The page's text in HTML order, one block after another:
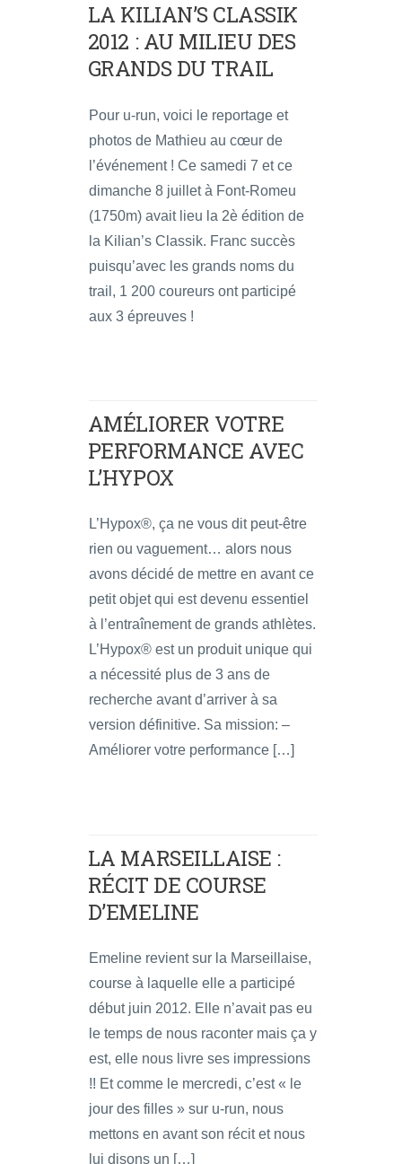
LA KILIAN’S CLASSIK
2012 : AU MILIEU DES
GRANDS DU TRAIL
Pour u-run, voici le reportage et
photos de Mathieu au cœur de
l’événement ! Ce samedi 7 et ce
dimanche 8 juillet à Font-Romeu
(1750m) avait lieu la 2è édition de
la Kilian’s Classik. Franc succès
puisqu’avec les grands noms du
trail, 1 200 coureurs ont participé
aux 3 épreuves !
AMÉLIORER VOTRE
PERFORMANCE AVEC
L’HYPOX
L’Hypox®, ça ne vous dit peut-être
rien ou vaguement… alors nous
avons décidé de mettre en avant ce
petit objet qui est devenu essentiel
à l’entraînement de grands athlètes.
L’Hypox® est un produit unique qui
a nécessité plus de 3 ans de
recherche avant d’arriver à sa
version définitive. Sa mission: –
Améliorer votre performance […]
LA MARSEILLAISE :
RÉCIT DE COURSE
D’EMELINE
Emeline revient sur la Marseillaise,
course à laquelle elle a participé
début juin 2012. Elle n’avait pas eu
le temps de nous raconter mais ça y
est, elle nous livre ses impressions
!! Et comme le mercredi, c’est « le
jour des filles » sur u-run, nous
mettons en avant son récit et nous
lui disons un […]